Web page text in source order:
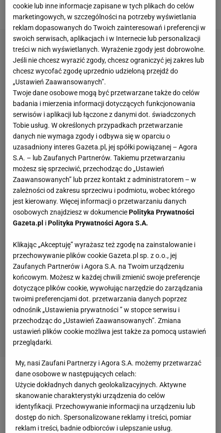
MLS.
Zobacz wideoJan Urban zostaje! Wilkowicz: Jego
drużyna dała nam tak wiele radości
Robert Lewandowski zabrał głos na temat
cookie lub inne informacje zapisane w tych plikach do celów
marketingowych, w szczególności na potrzeby wyświetlania
reklam dopasowanych do Twoich zainteresowań i preferencji w
swoich serwisach, aplikacjach i w Internecie lub personalizacji
treści w nich wyświetlanych. Wyrażenie zgody jest dobrowolne.
Jeśli nie chcesz wyrazić zgody, chcesz ograniczyć jej zakres lub
chcesz wycofać zgodę uprzednio udzieloną przejdź do
„Ustawień Zaawansowanych”.
Twoje dane osobowe mogą być przetwarzane także do celów
badania i mierzenia informacji dotyczących funkcjonowania
serwisów i aplikacji lub łączone z danymi dot. świadczonych
Tobie usług. W określonych przypadkach przetwarzanie
danych nie wymaga zgody i odbywa się w oparciu o
uzasadniony interes Gazeta.pl, jej spółki powiązanej – Agora
S.A. – lub Zaufanych Partnerów. Takiemu przetwarzaniu
możesz się sprzeciwić, przechodząc do „Ustawień
Zaawansowanych” lub przez kontakt z administratorem – w
zależności od zakresu sprzeciwu i podmiotu, wobec którego
jest kierowany. Więcej informacji o przetwarzaniu danych
osobowych znajdziesz w dokumenciePolityka Prywatności
Gazeta.pl iPolityka Prywatności Agora S.A.
Klikając „Akceptuję” wyrażasz też zgodę na zainstalowanie i
przechowywanie plików cookie Gazeta.pl sp. z o.o., jej
Zaufanych Partnerów i Agora S.A. na Twoim urządzeniu
końcowym. Możesz w każdej chwili zmienić swoje preferencje
dotyczące plików cookie, wywołując narzędzie do zarządzania
twoimi preferencjami dot. przetwarzania danych poprzez
odnośnik „Ustawienia prywatności ” w stopce serwisu i
przechodząc do „Ustawień Zaawansowanych”. Zmiana
ustawień plików cookie możliwa jest także za pomocą ustawień
przeglądarki.
My, nasi Zaufani Partnerzy i Agora S.A. możemy przetwarzać
dane osobowe w następujących celach:
Użycie dokładnych danych geolokalizacyjnych. Aktywne
skanowanie charakterystyki urządzenia do celów
identyfikacji. Przechowywanie informacji na urządzeniu lub
dostęp do nich. Spersonalizowane reklamy i treści, pomiar
reklam i treści, badnie odbiorców i ulepszanie usług.